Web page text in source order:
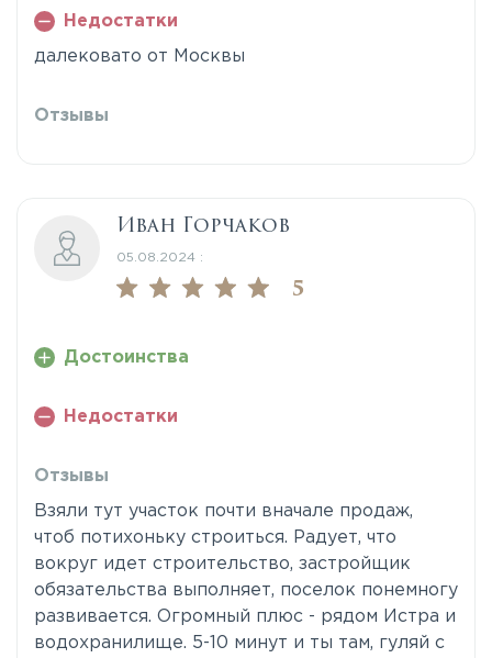
Недостатки
далековато от Москвы
Отзывы
Иван Горчаков
05.08.2024 :
5
Достоинства
Недостатки
Отзывы
Взяли тут участок почти вначале продаж,
чтоб потихоньку строиться. Радует, что
вокруг идет строительство, застройщик
обязательства выполняет, поселок понемногу
развивается. Огромный плюс - рядом Истра и
водохранилище. 5-10 минут и ты там, гуляй с